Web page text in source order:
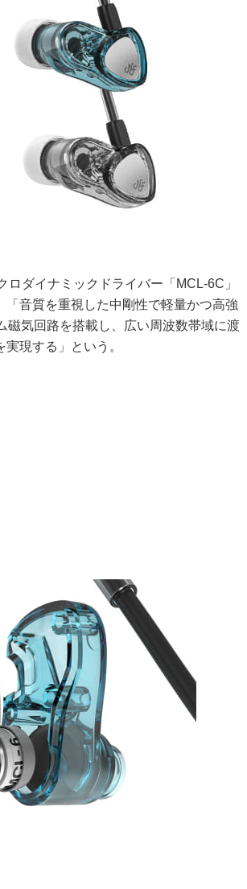
ダイナミックドライバー「MCL-6C」
音質を重視した中剛性で軽量かつ高強
磁気回路を搭載し、広い周波数帯域に渡
現する」という。